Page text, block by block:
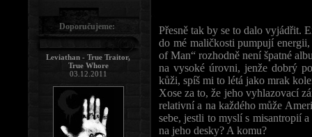
Přesně tak by se to dalo vyjádřit.
do mé maličkosti pumpují
of Man“ rozhodně není špatné
na vysoké úrovni, jenže dobrý
kůži, spíš mi to létá jako mrak
Xose za to, že jeho vyhlazovací
relativní a na každého může
sebe, jestli to myslí s misantropií
na jeho desky? A komu?
Doporučujeme:
Leviathan - True Traitor,
True Whore
03.12.2011